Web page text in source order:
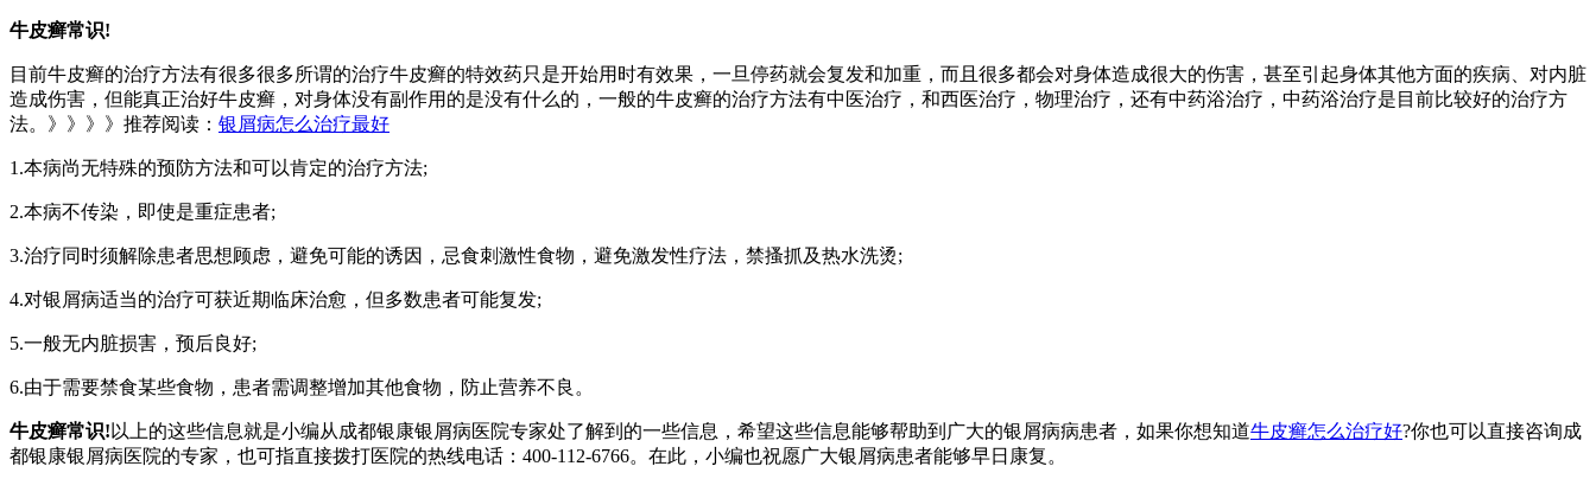
牛皮癣常识!
目前牛皮癣的治疗方法有很多很多所谓的治疗牛皮癣的特效药只是开始用时有效果，一旦停药就会复发和加重，而且很多都会对身体造成很大的伤害，甚至引起身体其他方面的疾病、对内脏
造成伤害，但能真正治好牛皮癣，对身体没有副作用的是没有什么的，一般的牛皮癣的治疗方法有中医治疗，和西医治疗，物理治疗，还有中药浴治疗，中药浴治疗是目前比较好的治疗方
法。》》》》推荐阅读： 银屑病怎么治疗最好
1.本病尚无特殊的预防方法和可以肯定的治疗方法;
2.本病不传染，即使是重症患者;
3.治疗同时须解除患者思想顾虑，避免可能的诱因，忌食刺激性食物，避免激发性疗法，禁搔抓及热水洗烫;
4.对银屑病适当的治疗可获近期临床治愈，但多数患者可能复发;
5.一般无内脏损害，预后良好;
6.由于需要禁食某些食物，患者需调整增加其他食物，防止营养不良。
牛皮癣常识! 以上的这些信息就是小编从成都银康银屑病医院专家处了解到的一些信息，希望这些信息能够帮助到广大的银屑病病患者，如果你想知道牛皮癣怎么治疗好?你也可以直接咨询成
都银康银屑病医院的专家，也可指直接拨打医院的热线电话：400-112-6766。在此，小编也祝愿广大银屑病患者能够早日康复。